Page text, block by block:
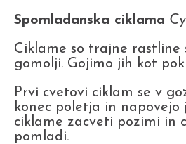
Spomladanska ciklama
Ciklame so trajne rastline
gomolji. Gojimo jih kot
Prvi cvetovi ciklam se v
konec poletja in napovejo
ciklame zacveti pozimi in
pomladi.